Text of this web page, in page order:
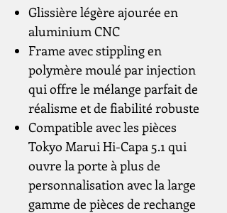
Glissière légère ajourée en
aluminium CNC
Frame avec stippling en
polymère moulé par injection
qui offre le mélange parfait de
réalisme et de fiabilité robuste
Compatible avec les pièces
Tokyo Marui Hi-Capa 5.1 qui
ouvre la porte à plus de
personnalisation avec la large
gamme de pièces de rechange